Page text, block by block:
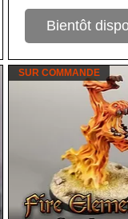
Bientôt
SUR COMMANDE